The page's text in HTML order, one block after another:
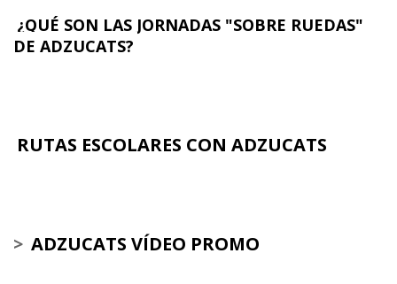
¿QUÉ SON LAS JORNADAS "SOBRE RUEDAS"
DE ADZUCATS?
RUTAS ESCOLARES CON ADZUCATS
> ADZUCATS VÍDEO PROMO